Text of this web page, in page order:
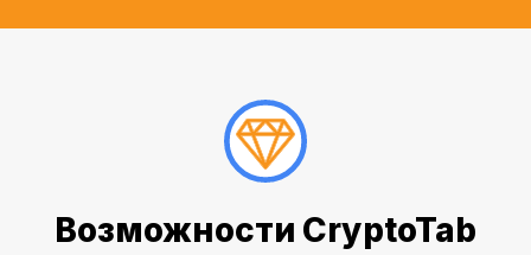
Возможности CryptoTab